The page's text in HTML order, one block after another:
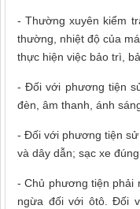
- Thường xuyên kiểm
thường, nhiệt độ của
thực hiện việc bảo trì,
- Đối với phương tiện
đèn, âm thanh, ánh
- Đối với phương tiện
và dây dẫn; sạc xe
- Chủ phương tiện phải
ngừa đối với ôtô. Đối